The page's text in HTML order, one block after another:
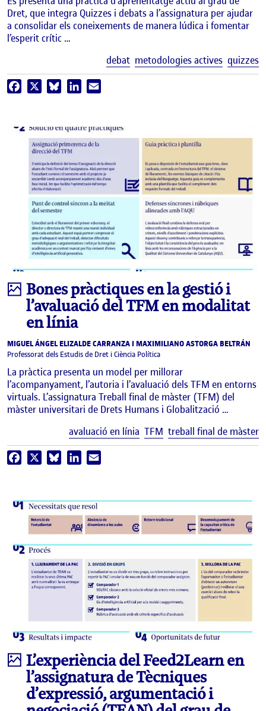
Dret, que integra Quizzes i debats a l’assignatura per ajudar
a consolidar els coneixements de manera lúdica i fomentar
l’esperit crític …
debat metodologies actives quizzes
Facebook BlueskyLinkedIn
Infografia
Bones pràctiques en la gestió i
l’avaluació del TFM en modalitat
en línia
MIGUEL ÁNGEL ELIZALDE CARRANZA I MAXIMILIANO ASTORGA BELTRÁN
Professorat dels Estudis de Dret i Ciència Política
La pràctica presenta un model per millorar
l’acompanyament, l’autoria i l’avaluació dels TFM en entorns
virtuals. L’assignatura Treball final de màster (TFM) del
màster universitari de Drets Humans i Globalització …
avaluació en línia TFM treball final de màster
Facebook BlueskyLinkedIn
Infografia
L’experiència del Feed2Learn en
l’assignatura de Tècniques
d’expressió, argumentació i